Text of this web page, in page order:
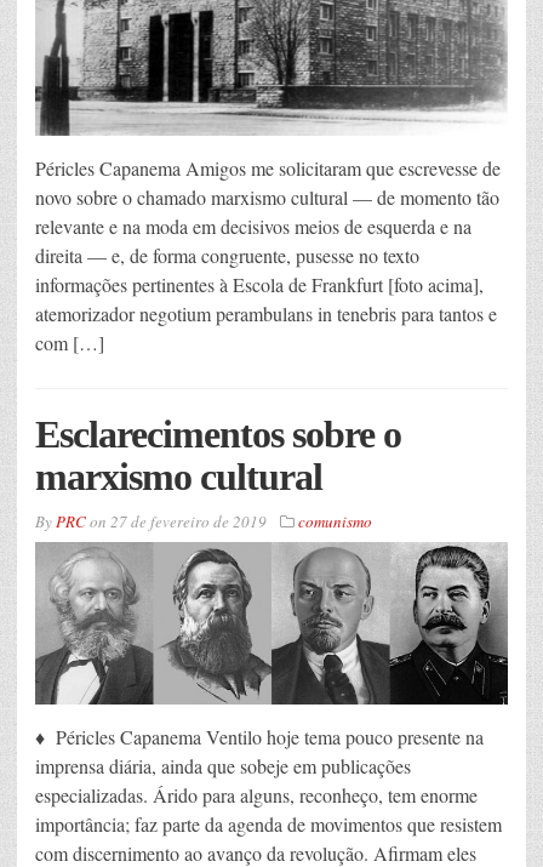
Péricles Capanema Amigos me solicitaram que escrevesse de
novo sobre o chamado marxismo cultural — de momento tão
relevante e na moda em decisivos meios de esquerda e na
direita — e, de forma congruente, pusesse no texto
informações pertinentes à Escola de Frankfurt [foto acima],
atemorizador negotium perambulans in tenebris para tantos e
com […]
Esclarecimentos sobre o
marxismo cultural
ByPRCon 27 de fevereiro de 2019 comunismo
♦ Péricles Capanema Ventilo hoje tema pouco presente na
imprensa diária, ainda que sobeje em publicações
especializadas. Árido para alguns, reconheço, tem enorme
importância; faz parte da agenda de movimentos que resistem
com discernimento ao avanço da revolução. Afirmam eles